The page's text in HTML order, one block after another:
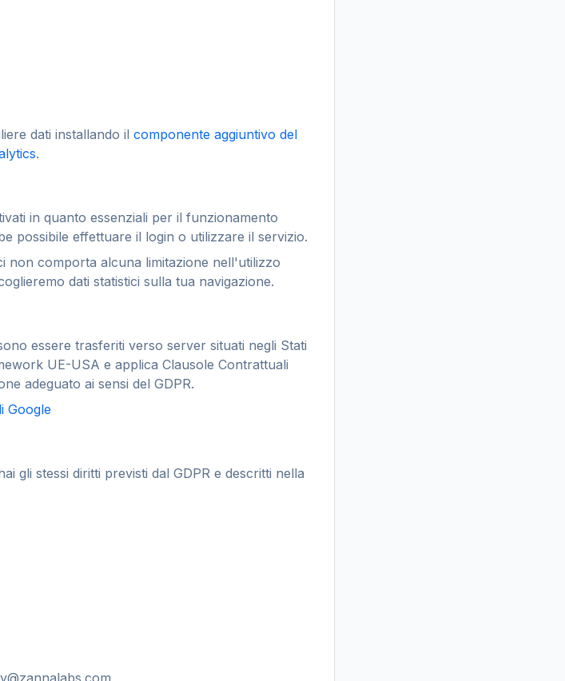
dati installando il componente aggiuntivo del
.
in quanto essenziali per il funzionamento
possibile effettuare il login o utilizzare il servizio.
non comporta alcuna limitazione nell'utilizzo
dati statistici sulla tua navigazione.
essere trasferiti verso server situati negli Stati
UE-USA e applica Clausole Contrattuali
adeguato ai sensi del GDPR.
Google
gli stessi diritti previsti dal GDPR e descritti nella